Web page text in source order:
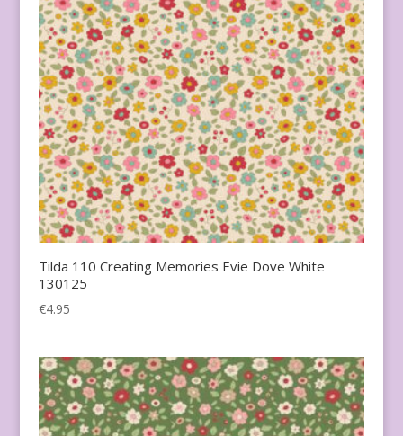
Tilda 110 Creating Memories Evie Dove White
130125
€4.95